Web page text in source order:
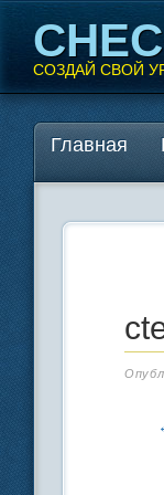
СОЗДАЙ СВОЙ
Перейти
содержанию
Главная